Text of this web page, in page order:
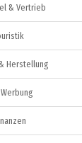
& Vertrieb
Herstellung